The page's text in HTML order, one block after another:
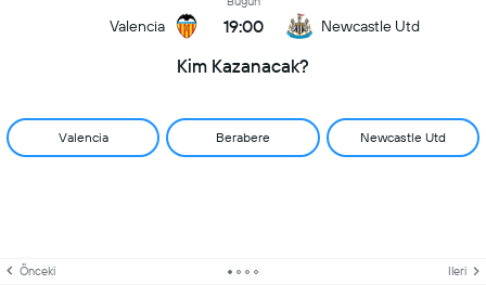
Valencia 19:00 Newcastle Utd
Kim Kazanacak?
Valencia Berabere Newcastle Utd
Önceki Ileri